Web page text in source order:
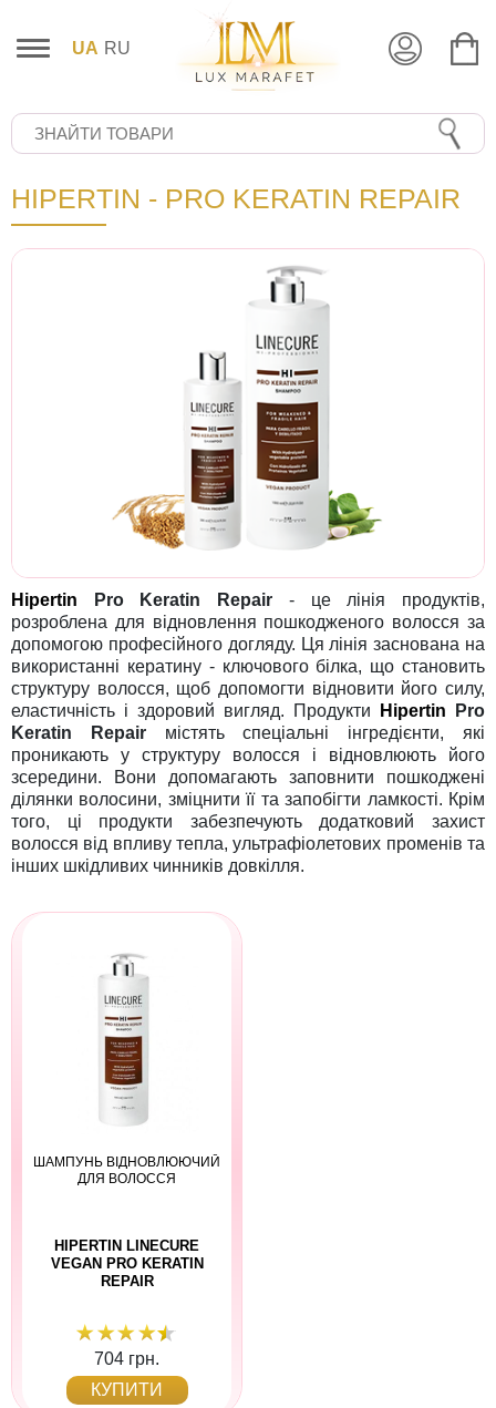
UA RU
HIPERTIN - PRO KERATIN REPAIR
Hipertin Pro Keratin Repair - це лінія продуктів,
розроблена для відновлення пошкодженого волосся за
допомогою професійного догляду. Ця лінія заснована на
використанні кератину - ключового білка, що становить
структуру волосся, щоб допомогти відновити його силу,
еластичність і здоровий вигляд. Продукти
Hipertin Pro
Keratin Repairмістять спеціальні інгредієнти, які
проникають у структуру волосся і відновлюють його
зсередини. Вони допомагають заповнити пошкоджені
ділянки волосини, зміцнити її та запобігти ламкості. Крім
того, ці продукти забезпечують додатковий захист
волосся від впливу тепла, ультрафіолетових променів та
інших шкідливих чинників довкілля.
ШАМПУНЬ ВІДНОВЛЮЮЧИЙ
ДЛЯ ВОЛОССЯ
HIPERTIN LINECURE
VEGAN PRO KERATIN
REPAIR
704 грн.
КУПИТИ